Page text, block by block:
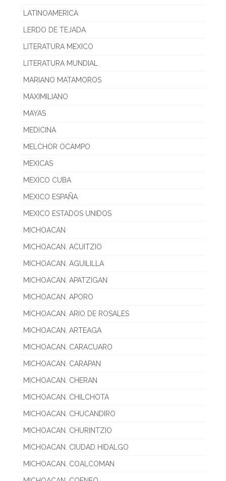
LATINOAMERICA
LERDO DE TEJADA
LITERATURA MEXICO
LITERATURA MUNDIAL
MARIANO MATAMOROS
MAXIMILIANO
MAYAS
MEDICINA
MELCHOR OCAMPO
MEXICAS
MEXICO CUBA
MEXICO ESPAÑA
MEXICO ESTADOS UNIDOS
MICHOACAN
MICHOACAN. ACUITZIO
MICHOACAN. AGUILILLA
MICHOACAN. APATZIGAN
MICHOACAN. APORO
MICHOACAN. ARIO DE ROSALES
MICHOACAN. ARTEAGA
MICHOACAN. CARACUARO
MICHOACAN. CARAPAN
MICHOACAN. CHERAN
MICHOACAN. CHILCHOTA
MICHOACAN. CHUCANDIRO
MICHOACAN. CHURINTZIO
MICHOACAN. CIUDAD HIDALGO
MICHOACAN. COALCOMAN